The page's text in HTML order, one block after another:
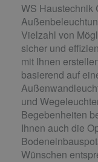
WS Haustechnik
Vielzahl von
sicher und
mit Ihnen
basierend auf
und
Begebenheiten
Ihnen auch die
Wünschen